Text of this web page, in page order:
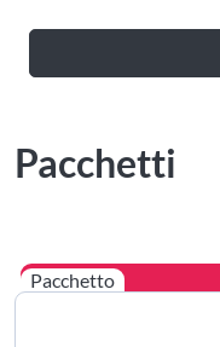
Pacchetti
Pacchetto